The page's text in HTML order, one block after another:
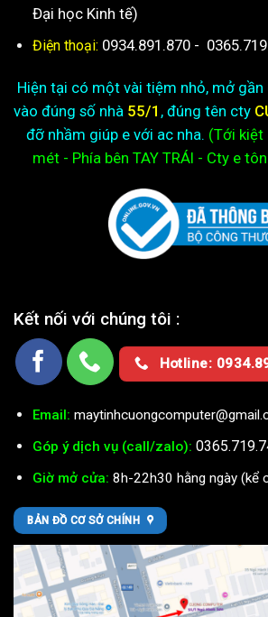
Đại học Kinh tế)
Điện thoại: 0934.891.870 -
Hiện tại có một vài tiệm nhỏ, mở
vào đúng số nhà 55/1 , đúng tên cty
đỡ nhầm giúp e với ac nha. (Tới kiệt
mét - Phía bên TAY TRÁI - Cty e
Kết nối với chúng tôi :
Hotline:
Email:
Góp ý dịch vụ (call/zalo):
Giờ mở cửa: 8h-22h30 hằng ngày (kể
BẢN ĐỒ CƠ SỞ CHÍNH